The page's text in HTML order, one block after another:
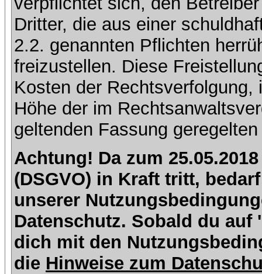
Dritter, die aus einer
2.2. genannten Pflichten
freizustellen. Diese
Kosten der
Höhe der im
geltenden Fassung
Achtung! Da zum
(DSGVO) in Kraft tritt,
unserer
Datenschutz. Sobald du
dich mit den
die Hinweise zum